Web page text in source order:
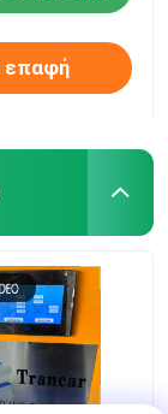
επαφή